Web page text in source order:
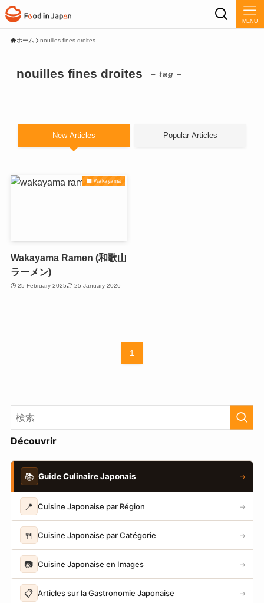
MENU
ホーム nouilles fines droites
nouilles fines droites – tag –
New Articles Popular Articles
Wakayama
Wakayama Ramen (和歌山
ラーメン)
25 February 2025 25 January 2026
1
Découvrir
📚 Guide Culinaire Japonais →
📍 Cuisine Japonaise par Région →
🍴 Cuisine Japonaise par Catégorie →
📷 Cuisine Japonaise en Images →
📋 Articles sur la Gastronomie Japonaise →